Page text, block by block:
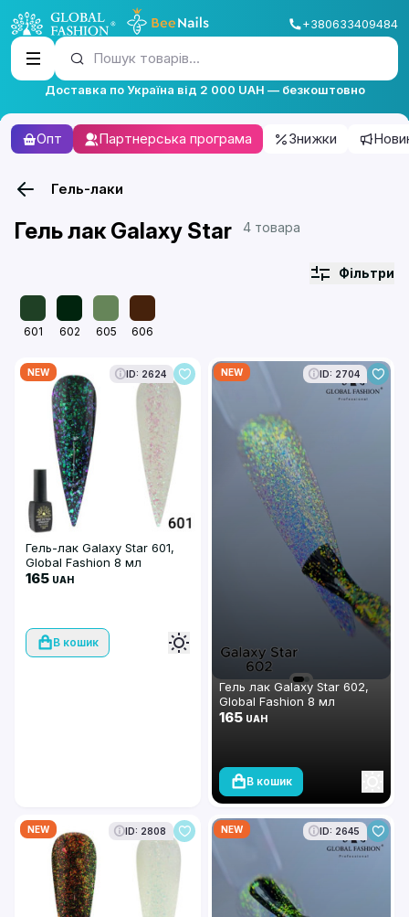
+380633409484
Пошук товарів...
Доставка по Україна від 2 000 UAH — безкоштовно
Опт Партнерська програма Знижки
Гель-лаки
Гель лак Galaxy Star 4 товара
Фільтри
601 602 605 606
NEW ID: 2624
Гель-лак Galaxy Star 601,
Global Fashion 8 мл
165 UAH
В кошик
NEW ID: 2704
Гель лак Galaxy Star 602,
Global Fashion 8 мл
165 UAH
В кошик
NEW ID: 2808 NEW ID: 2645